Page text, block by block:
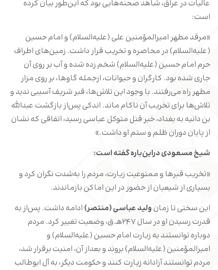
عالیات در عراق، شاهد صحنه‌هایی بود که این‌طور بیان کرده
است:
«مرقد مطهر امیرالمؤمنین علی (علیه‌السلام) و امام حسین
(علیه‌السلام) در محاصره و تخریب قرار داشت. زمین‌های اطراف
حرم امام حسین (علیه‌السلام) شخم زده شده و آب بر روی آن
جاری شده بود. کارگران و حیوانات، ازجمله گاوها، بر روی مزار
مطهر راه می‌رفتند. با وجود این تلاش‌ها، قبر شریف آسیبی ندید و
تلاش‌ها برای تخریب آن ناکام ماند. اندکی پس‌از بازگشت عبدالله
بن دانیه به بغداد، خبر قتل متوکل عباسی رسید، اتفاقی که نشان
از پایان دوران ظلم و ستم او داشت.»
شیخ مسعودی دراین‌باره گفته است:
«تخریب قبرها و ممنوعیت زیارت، مردم را به‌شدت نگران کرد و
بسیاری از شیعیان از حضور در این اماکن بازماندند.
این سختی تا زمان ولید عباسی (منتصر) ادامه داشت. پس‌از به
قدرت رسیدن او در سال ۲۴۷هـ.ق، وضعیت تغییر کرد. مردم
دوباره توانستند به زیارت امام حسین (علیه‌السلام) و
امیرالمؤمنین (علیه‌السلام) بروند و بعداز آن، امنیت برقرار شد،
مردم توانستند آزادانه زیارت کنند و حکومت دیگر، به آل ‌ابوطالب